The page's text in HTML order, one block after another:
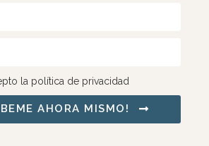
la política de privacidad
AHORA MISMO!